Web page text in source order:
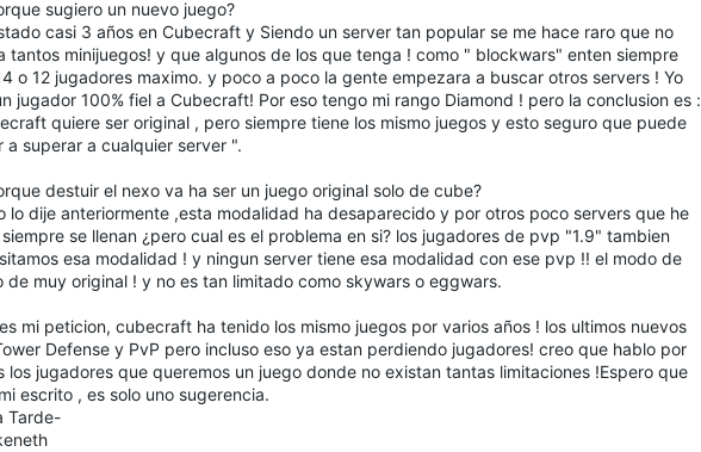
sugiero un nuevo juego?
casi 3 años en Cubecraft y Siendo un server tan popular se me hace raro que no
tantos minijuegos! y que algunos de los que tenga ! como " blockwars" enten siempre
o 12 jugadores maximo. y poco a poco la gente empezara a buscar otros servers ! Yo
jugador 100% fiel a Cubecraft! Por eso tengo mi rango Diamond ! pero la conclusion es :
quiere ser original , pero siempre tiene los mismo juegos y esto seguro que puede
a superar a cualquier server ".
destuir el nexo va ha ser un juego original solo de cube?
lo dije anteriormente ,esta modalidad ha desaparecido y por otros poco servers que he
se llenan ¿pero cual es el problema en si? los jugadores de pvp "1.9" tambien
esa modalidad ! y ningun server tiene esa modalidad con ese pvp !! el modo de
de muy original ! y no es tan limitado como skywars o eggwars.
mi peticion, cubecraft ha tenido los mismo juegos por varios años ! los ultimos nuevos
Defense y PvP pero incluso eso ya estan perdiendo jugadores! creo que hablo por
los jugadores que queremos un juego donde no existan tantas limitaciones !Espero que
escrito , es solo uno sugerencia.
Tarde-